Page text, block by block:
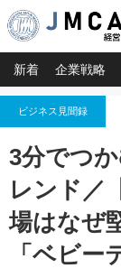
新着 企業戦略
ビジネス見聞録
3分でつ
レンド／
場はなぜ
「ベビー